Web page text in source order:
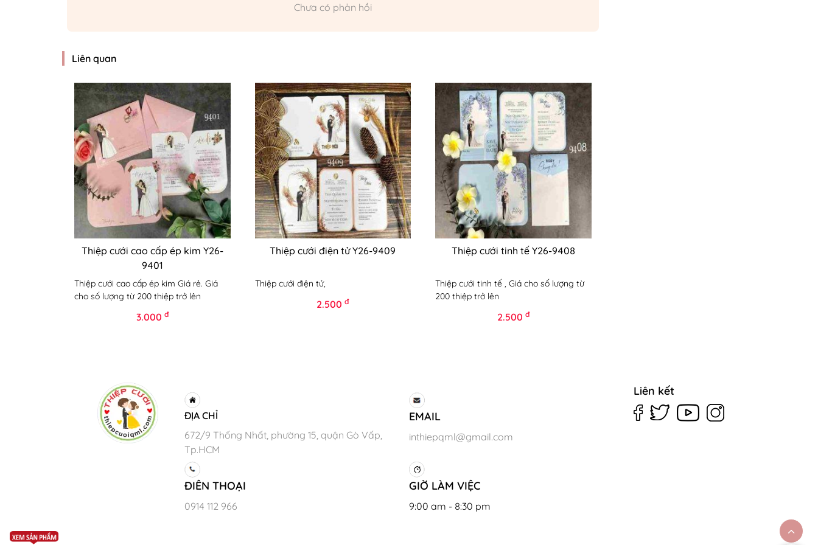
Chưa có phản hồi
Liên quan
Thiệp cưới cao cấp ép kim Y26-
9401
Thiệp cưới cao cấp ép kim Giá rẻ. Giá
cho số lượng từ 200 thiệp trở lên
3.000 đ
Thiệp cưới điện tử Y26-9409
Thiệp cưới điện tử,
2.500đ
Thiệp cưới tinh tế Y26-9408
Thiệp cưới tinh tế , Giá cho số lượng từ
200 thiệp trở lên
2.500đ
ĐỊA CHỈ
672/9 Thống Nhất, phường 15, quận Gò Vấp,
Tp.HCM
EMAIL
inthiepqml@gmail.com
ĐIÊN THOẠI
0914 112 966
GIỜ LÀM VIỆC
9:00 am - 8:30 pm
Liên kết